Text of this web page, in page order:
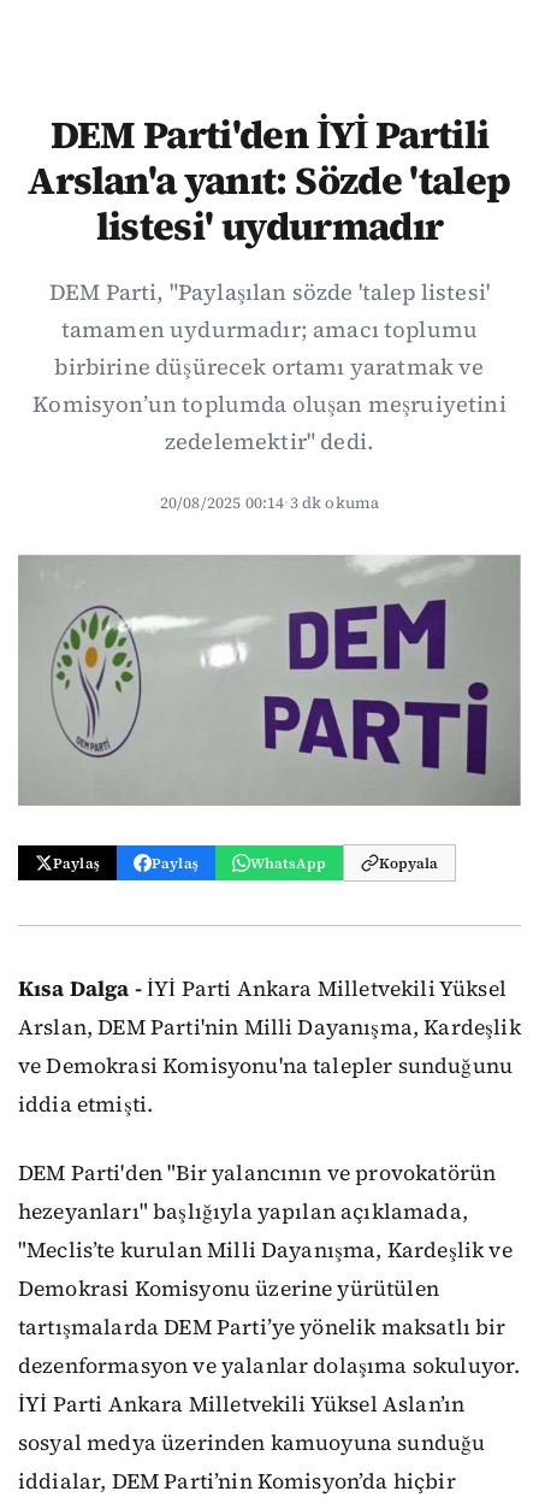
DEM Parti'den İYİ Partili
Arslan'a yanıt: Sözde 'talep
listesi' uydurmadır
DEM Parti, "Paylaşılan sözde 'talep listesi'
tamamen uydurmadır; amacı toplumu
birbirine düşürecek ortamı yaratmak ve
Komisyon’un toplumda oluşan meşruiyetini
zedelemektir" dedi.
20/08/2025 00:14·3 dk okuma
Paylaş Paylaş WhatsApp Kopyala
Kısa Dalga -İYİ Parti Ankara Milletvekili Yüksel
Arslan, DEM Parti'nin Milli Dayanışma, Kardeşlik
ve Demokrasi Komisyonu'na talepler sunduğunu
iddia etmişti.
DEM Parti'den "Bir yalancının ve provokatörün
hezeyanları" başlığıyla yapılan açıklamada,
"Meclis’te kurulan Milli Dayanışma, Kardeşlik ve
Demokrasi Komisyonu üzerine yürütülen
tartışmalarda DEM Parti’ye yönelik maksatlı bir
dezenformasyon ve yalanlar dolaşıma sokuluyor.
İYİ Parti Ankara Milletvekili Yüksel Aslan’ın
sosyal medya üzerinden kamuoyuna sunduğu
iddialar, DEM Parti’nin Komisyon’da hiçbir